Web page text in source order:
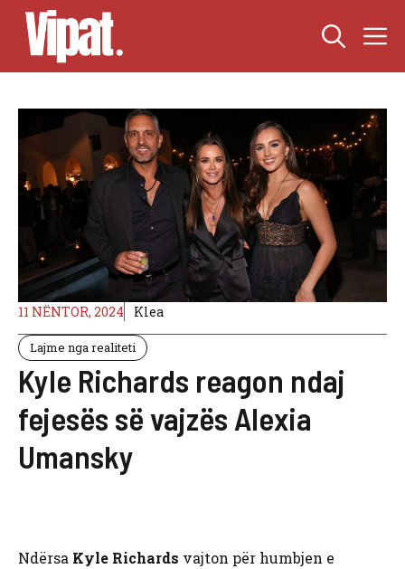
Skip
content
11 NËNTOR, 2024 Klea
Lajme nga realiteti
Kyle Richards reagon ndaj
fejesës së vajzës Alexia
Umansky
Ndërsa Kyle Richards vajton për humbjen e